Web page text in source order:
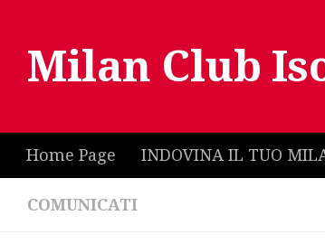
Milan Club
Home Page INDOVINA IL TUO
COMUNICATI